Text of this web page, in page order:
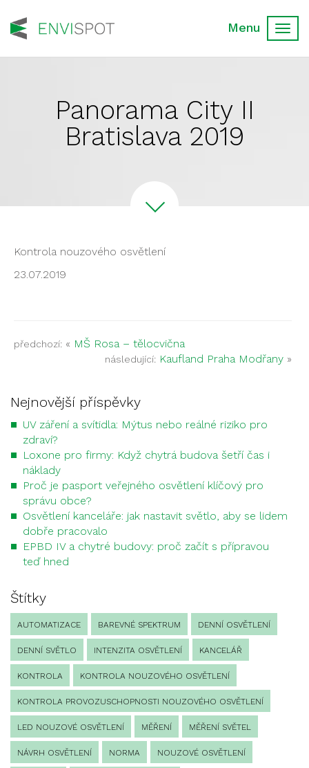
Panorama City II
Bratislava 2019
Kontrola nouzového osvětlení
23.07.2019
předchozí: « MŠ Rosa – tělocvična
následující: Kaufland Praha Modřany »
Nejnovější příspěvky
UV záření a svítidla: Mýtus nebo reálné riziko pro
zdraví?
Loxone pro firmy: Když chytrá budova šetří čas i
náklady
Proč je pasport veřejného osvětlení klíčový pro
správu obce?
Osvětlení kanceláře: jak nastavit světlo, aby se lidem
dobře pracovalo
EPBD IV a chytré budovy: proč začít s přípravou
teď hned
Štítky
AUTOMATIZACE BAREVNÉ SPEKTRUM DENNÍ OSVĚTLENÍ
DENNÍ SVĚTLO INTENZITA OSVĚTLENÍ KANCELÁŘ
KONTROLA KONTROLA NOUZOVÉHO OSVĚTLENÍ
KONTROLA PROVOZUSCHOPNOSTI NOUZOVÉHO OSVĚTLENÍ
LED NOUZOVÉ OSVĚTLENÍ MĚŘENÍ MĚŘENÍ SVĚTEL
NÁVRH OSVĚTLENÍ NORMA NOUZOVÉ OSVĚTLENÍ